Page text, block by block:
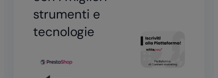
strumenti e
tecnologie